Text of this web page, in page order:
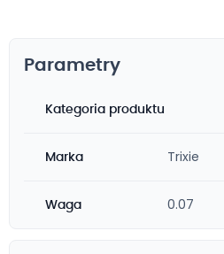
Parametry
Kategoria produktu
Marka Trixie
Waga 0.07